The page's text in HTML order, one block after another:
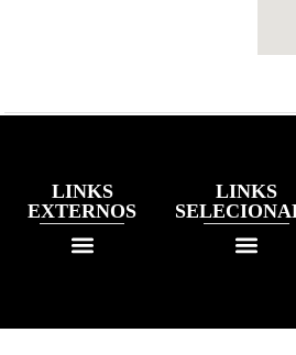
LINKS
EXTERNOS
LINKS